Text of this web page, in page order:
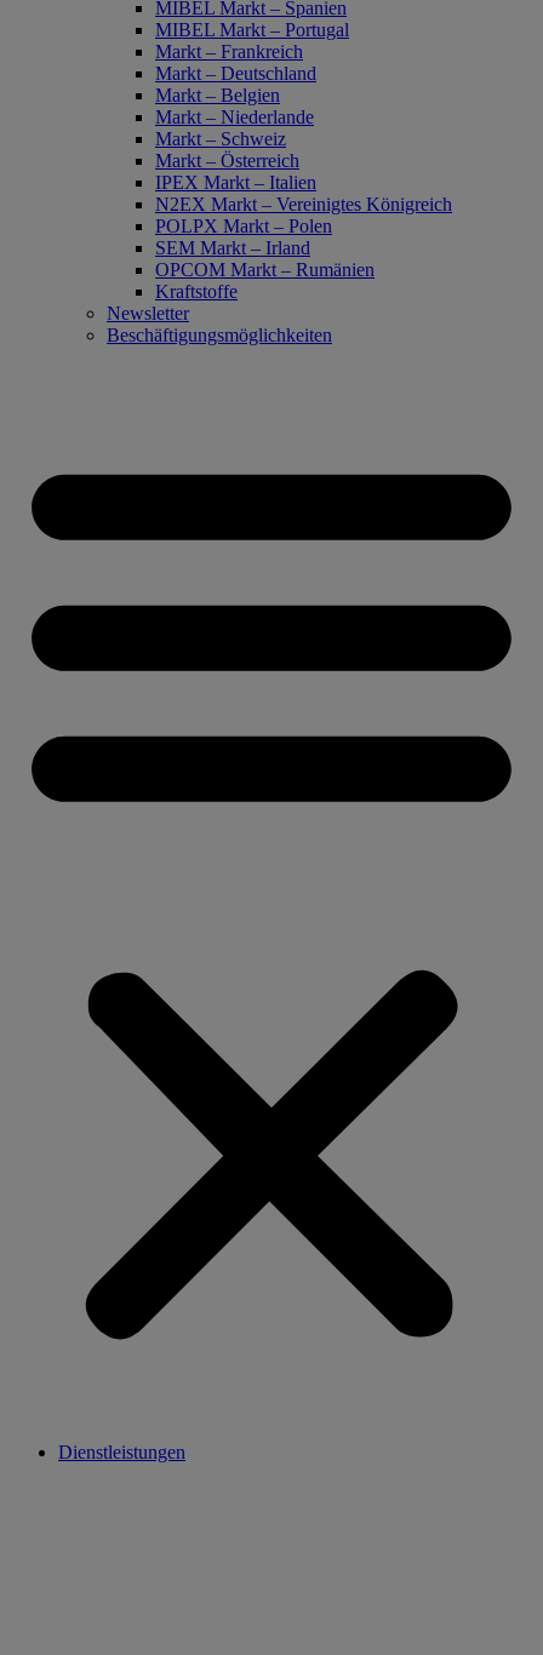
MIBEL Markt – Spanien
MIBEL Markt – Portugal
Markt – Frankreich
Markt – Deutschland
Markt – Belgien
Markt – Niederlande
Markt – Schweiz
Markt – Österreich
IPEX Markt – Italien
N2EX Markt – Vereinigtes Königreich
POLPX Markt – Polen
SEM Markt – Irland
OPCOM Markt – Rumänien
Kraftstoffe
Newsletter
Beschäftigungsmöglichkeiten
Dienstleistungen